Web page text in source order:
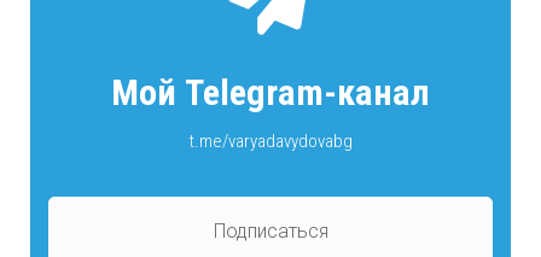
Мой Telegram-канал
t.me/varyadavydovabg
Подписаться